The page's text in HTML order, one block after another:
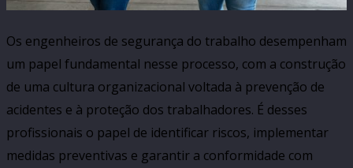
Os engenheiros de segurança do trabalho desempenham
um papel fundamental nesse processo, com a construção
de uma cultura organizacional voltada à prevenção de
acidentes e à proteção dos trabalhadores. É desses
profissionais o papel de identificar riscos, implementar
medidas preventivas e garantir a conformidade com